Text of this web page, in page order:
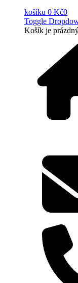
košíku 0 Kč0
Toggle
Košík je